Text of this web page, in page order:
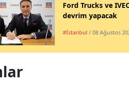
Ford Trucks ve
devrim yapacak
#İstanbul / 08 Ağustos